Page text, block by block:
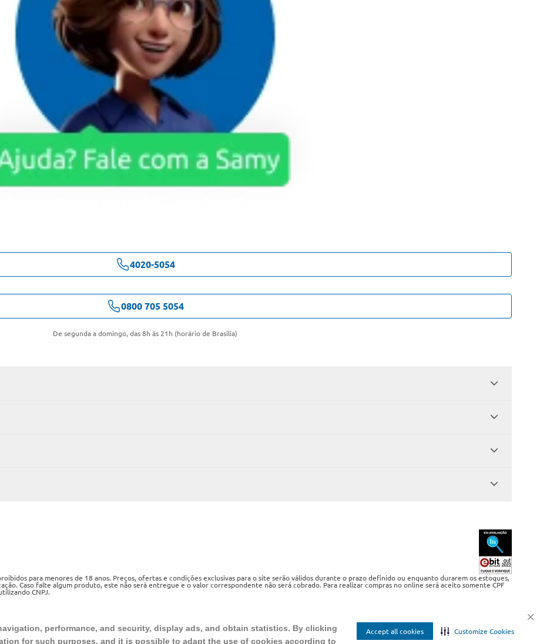
performance, and security, display ads, and obtain statistics. By clicking
for such purposes, and it is possible to adapt the use of cookies according to
Accept all cookies Customize Cookies
4020-5054
0800 705 5054
De segunda a domingo, das 8h às 21h (horário de Brasília)
para menores de 18 anos. Preços, ofertas e condições exclusivas para o site serão válidos durante o prazo definido ou enquanto durarem os estoques,
Caso falte algum produto, este não será entregue e o valor correspondente não será cobrado. Para realizar compras no online será aceito somente CPF
CNPJ.